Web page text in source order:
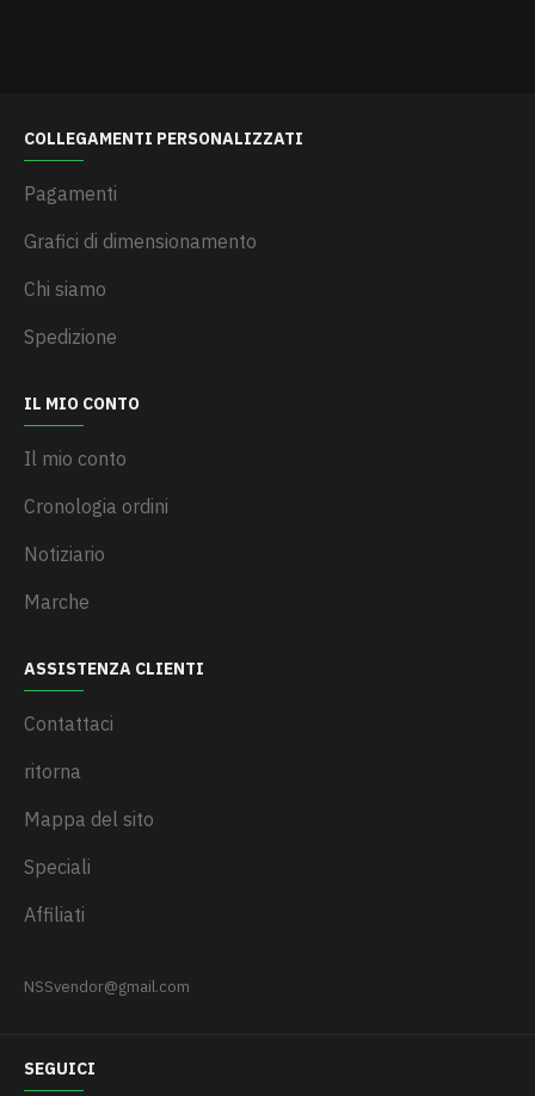
COLLEGAMENTI PERSONALIZZATI
Pagamenti
Grafici di dimensionamento
Chi siamo
Spedizione
IL MIO CONTO
Il mio conto
Cronologia ordini
Notiziario
Marche
ASSISTENZA CLIENTI
Contattaci
ritorna
Mappa del sito
Speciali
Affiliati
NSSvendor@gmail.com
SEGUICI